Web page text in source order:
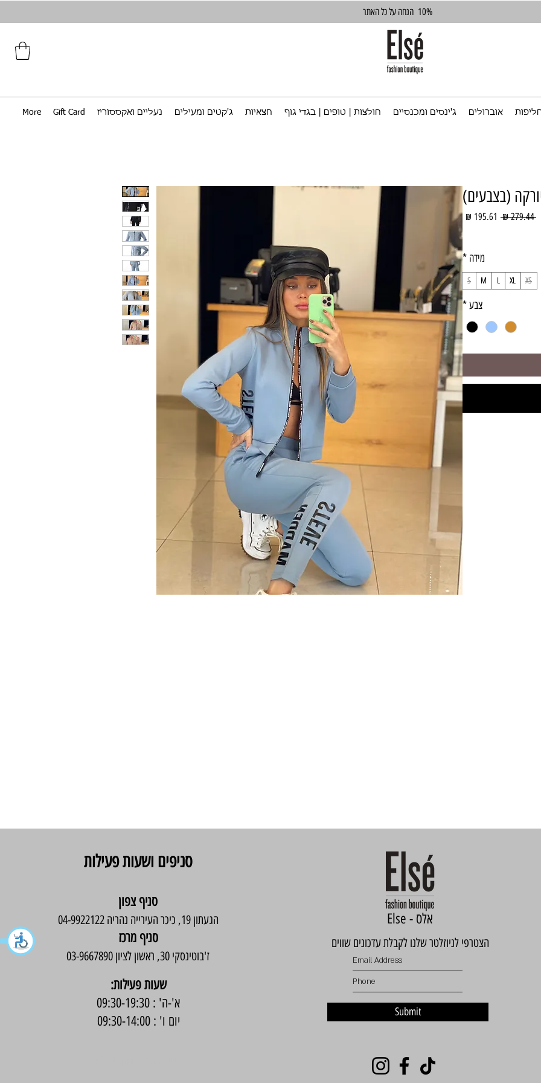
10% הנחה על כל האתר
אוברולים ג'ינסים ומכנסיים חולצות | טופים | בגדי גוף חצאיות ג'קטים ומעילים נעליים ואקססוריז Gift Card
More
(בצבעים)
‏279.44 ‏₪
מחיר
מחיר
מבצע
מידה *
XS
XL
L
M
S
צבע*
סניפים ושעות פעילות
סניף צפון
הגעתון 19, כיכר העירייה נהריה 04-9922122
סניף מרכז
ז'בוטינסקי 30, ראשון לציון 03-9667890
:שעות פעילות
א'-ה' : 09:30-19:30
יום ו' : 09:30-14:00
Else - אלס
הצטרפי לניוזלטר שלנו לקבלת עדכונים שווים
Submit